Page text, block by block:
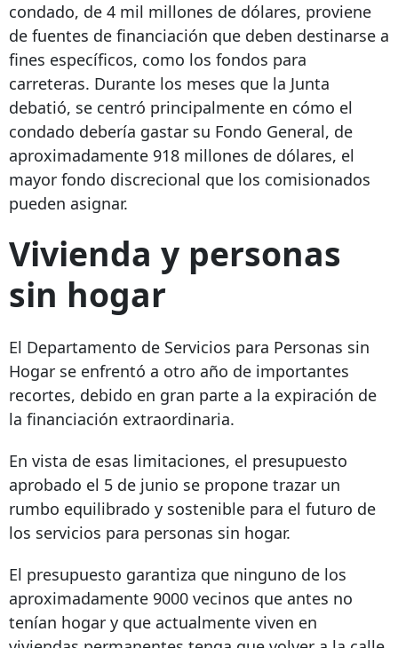
condado, de 4 mil millones de dólares, proviene
de fuentes de financiación que deben destinarse a
fines específicos, como los fondos para
carreteras. Durante los meses que la Junta
debatió, se centró principalmente en cómo el
condado debería gastar su Fondo General, de
aproximadamente 918 millones de dólares, el
mayor fondo discrecional que los comisionados
pueden asignar.
Vivienda y personas
sin hogar
El Departamento de Servicios para Personas sin
Hogar se enfrentó a otro año de importantes
recortes, debido en gran parte a la expiración de
la financiación extraordinaria.
En vista de esas limitaciones, el presupuesto
aprobado el 5 de junio se propone trazar un
rumbo equilibrado y sostenible para el futuro de
los servicios para personas sin hogar.
El presupuesto garantiza que ninguno de los
aproximadamente 9000 vecinos que antes no
tenían hogar y que actualmente viven en